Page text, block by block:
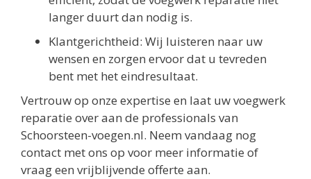
langer duurt dan nodig is.
Klantgerichtheid: Wij luisteren naar uw
wensen en zorgen ervoor dat u tevreden
bent met het eindresultaat.
Vertrouw op onze expertise en laat uw voegwerk
reparatie over aan de professionals van
Schoorsteen-voegen.nl. Neem vandaag nog
contact met ons op voor meer informatie of
vraag een vrijblijvende offerte aan.